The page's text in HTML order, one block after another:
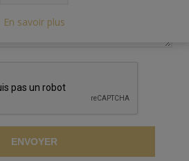
ENVOYER
En savoir plus